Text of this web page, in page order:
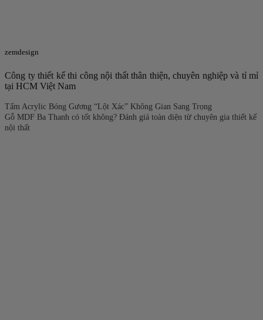
zemdesign
Công ty thiết kế thi công nội thất thân thiện, chuyên nghiệp và tỉ mỉ
tại HCM Việt Nam
Tấm Acrylic Bóng Gương “Lột Xác” Không Gian Sang Trọng
Gỗ MDF Ba Thanh có tốt không? Đánh giá toàn diện từ chuyên gia thiết kế
nội thất